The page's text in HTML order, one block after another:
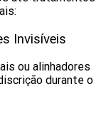
Invisíveis
ou alinhadores
durante o